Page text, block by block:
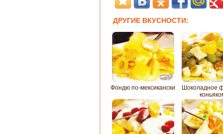
ДРУГИЕ ВКУСНОСТИ:
Фондю по-мексикански
Шоколадное